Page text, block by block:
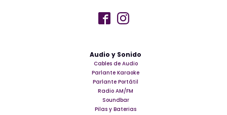
Audio y Sonido
Cables de Audio
Parlante Karaoke
Parlante Portátil
Radio AM/FM
Soundbar
Pilas y Baterias